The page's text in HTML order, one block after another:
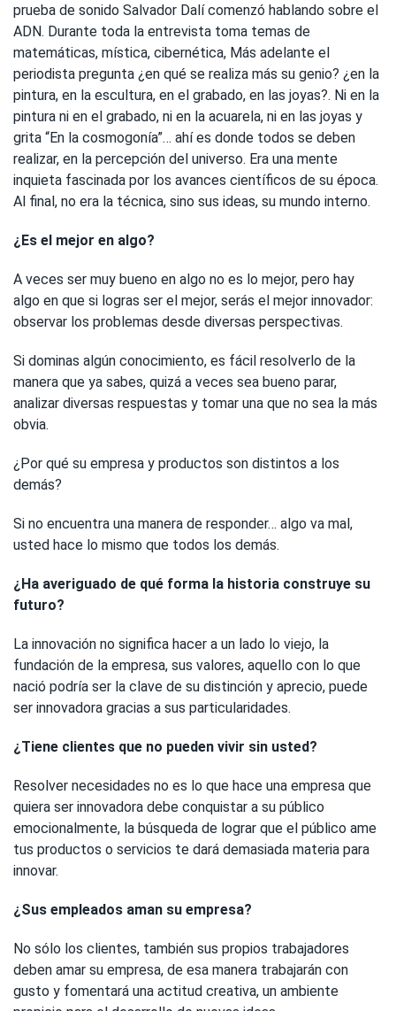
prueba de sonido Salvador Dalí comenzó hablando sobre el
ADN. Durante toda la entrevista toma temas de
matemáticas, mística, cibernética, Más adelante el
periodista pregunta ¿en qué se realiza más su genio? ¿en la
pintura, en la escultura, en el grabado, en las joyas?. Ni en la
pintura ni en el grabado, ni en la acuarela, ni en las joyas y
grita “En la cosmogonía”… ahí es donde todos se deben
realizar, en la percepción del universo. Era una mente
inquieta fascinada por los avances científicos de su época.
Al final, no era la técnica, sino sus ideas, su mundo interno.
¿Es el mejor en algo?
A veces ser muy bueno en algo no es lo mejor, pero hay
algo en que si logras ser el mejor, serás el mejor innovador:
observar los problemas desde diversas perspectivas.
Si dominas algún conocimiento, es fácil resolverlo de la
manera que ya sabes, quizá a veces sea bueno parar,
analizar diversas respuestas y tomar una que no sea la más
obvia.
¿Por qué su empresa y productos son distintos a los
demás?
Si no encuentra una manera de responder… algo va mal,
usted hace lo mismo que todos los demás.
¿Ha averiguado de qué forma la historia construye su
futuro?
La innovación no significa hacer a un lado lo viejo, la
fundación de la empresa, sus valores, aquello con lo que
nació podría ser la clave de su distinción y aprecio, puede
ser innovadora gracias a sus particularidades.
¿Tiene clientes que no pueden vivir sin usted?
Resolver necesidades no es lo que hace una empresa que
quiera ser innovadora debe conquistar a su público
emocionalmente, la búsqueda de lograr que el público ame
tus productos o servicios te dará demasiada materia para
innovar.
¿Sus empleados aman su empresa?
No sólo los clientes, también sus propios trabajadores
deben amar su empresa, de esa manera trabajarán con
gusto y fomentará una actitud creativa, un ambiente